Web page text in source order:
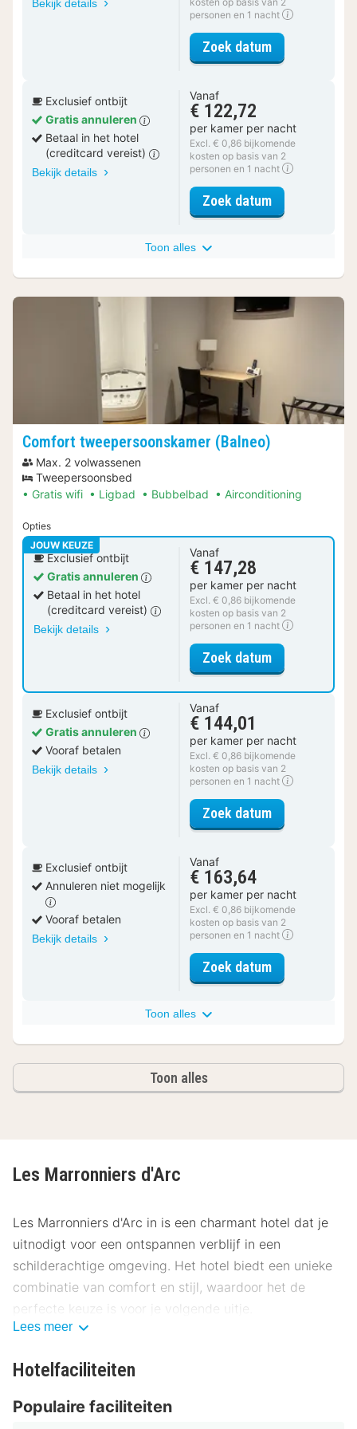
Bekijk details
personen en 1 nacht
Zoek datumvoor Comfort
Exclusief ontbijt
Gratis annuleren
Betaal in het hotel
(creditcard vereist)
Bekijk details
Vanaf
€ 122,72
per kamer per nacht
Excl. € 0,86 bijkomende
kosten op basis van 2
personen en 1 nacht
Zoek datumvoor Comfort
Toon alles
Comfort tweepersoonskamer (Balneo)
Max. 2 volwassenen
Tweepersoonsbed
Gratis wifi
Ligbad Bubbelbad Airconditioning
Opties
JOUW KEUZE
Exclusief ontbijt
Gratis annuleren
Betaal in het hotel
(creditcard vereist)
Bekijk details
Vanaf
€ 147,28
per kamer per nacht
Excl. € 0,86 bijkomende
kosten op basis van 2
personen en 1 nacht
Zoek datumvoor Comfort
Exclusief ontbijt
Gratis annuleren
Vooraf betalen
Bekijk details
Vanaf
€ 144,01
per kamer per nacht
Excl. € 0,86 bijkomende
kosten op basis van 2
personen en 1 nacht
Zoek datumvoor Comfort
Exclusief ontbijt
Annuleren niet mogelijk
Vooraf betalen
Bekijk details
Vanaf
€ 163,64
per kamer per nacht
Excl. € 0,86 bijkomende
kosten op basis van 2
personen en 1 nacht
Zoek datumvoor Comfort
Toon alles
Toon alles
Les Marronniers d'Arc
Les Marronniers d'Arc in is een charmant hotel dat je
uitnodigt voor een ontspannen verblijf in een
schilderachtige omgeving. Het hotel biedt een unieke
combinatie van comfort en stijl, waardoor het de
perfecte keuze is voor je volgende uitje.
Les Marronniers d'Arc ligt op een ideale plek, op
kunt genieten van de levendige sfeer en culturele
Lees meer
Hotelfaciliteiten
Populaire faciliteiten